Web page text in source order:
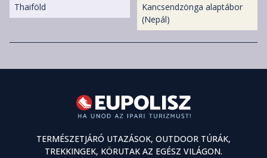
Thaiföld
Kancsendzönga alaptábor
(Nepál)
TERMÉSZETJÁRÓ UTAZÁSOK, OUTDOOR TÚRÁK,
TREKKINGEK, KÖRUTAK AZ EGÉSZ VILÁGON.